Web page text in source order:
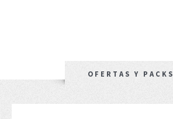
OFERTAS Y PACKS